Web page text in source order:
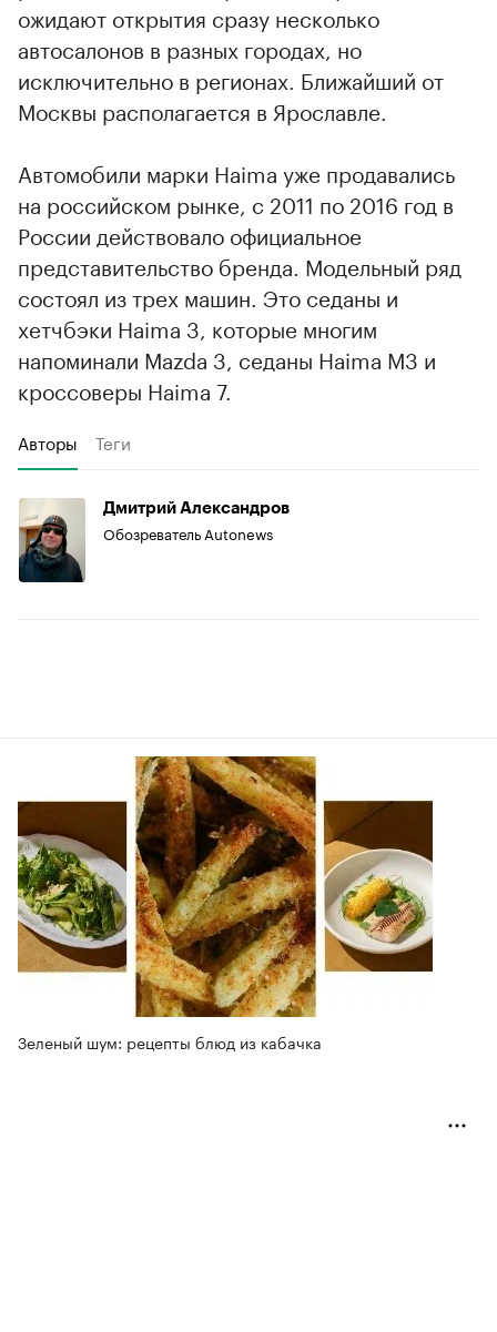
ожидают открытия сразу несколько
автосалонов в разных городах, но
исключительно в регионах. Ближайший от
Москвы располагается в Ярославле.
Автомобили марки Haima уже продавались
на российском рынке, с 2011 по 2016 год в
России действовало официальное
представительство бренда. Модельный ряд
состоял из трех машин. Это седаны и
хетчбэки Haima 3, которые многим
напоминали Mazda 3, седаны Haima M3 и
кроссоверы Haima 7.
Авторы Теги
Дмитрий Александров
Обозреватель Autonews
Зеленый шум: рецепты блюд из кабачка